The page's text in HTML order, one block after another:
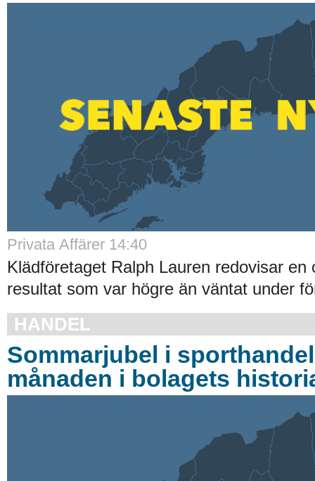
Privata Affärer 14:40
Klädföretaget Ralph Lauren redovisar en
resultat som var högre än väntat under
HANDEL
Sommarjubel i
månaden i bolagets